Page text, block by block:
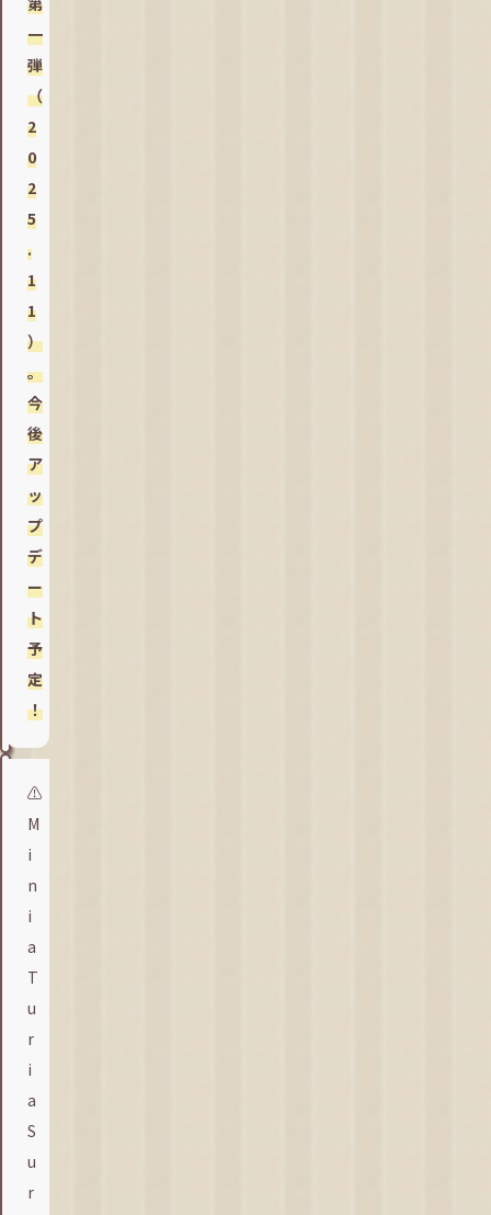
一
弾
（
2
0
2
5
.
1
1
）
。
今
後
ア
ッ
プ
デ
ー
ト
予
定
！
⚠️
M
i
n
i
a
T
u
r
i
a
S
u
r